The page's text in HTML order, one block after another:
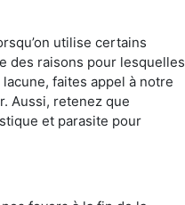
utilise certains
des raisons pour lesquelles
faites appel à notre
Aussi, retenez que
et parasite pour